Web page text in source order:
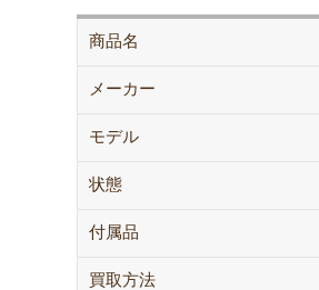
商品名
メーカー
モデル
状態
付属品
買取方法